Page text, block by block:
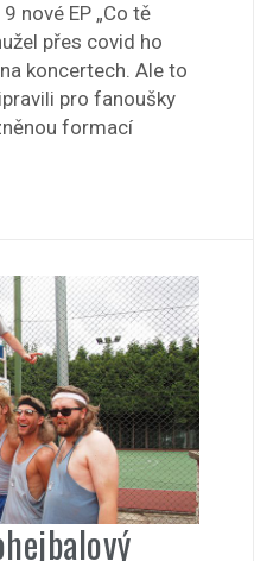
nové EP „Co tě
přes covid ho
koncertech. Ale to
pro fanoušky
formací